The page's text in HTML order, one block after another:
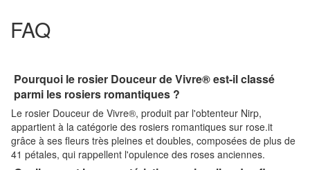
FAQ
Pourquoi le rosier Douceur de Vivre® est-il classé
parmi les rosiers romantiques ?
Le rosier Douceur de Vivre®, produit par l'obtenteur Nirp,
appartient à la catégorie des rosiers romantiques sur rose.it
grâce à ses fleurs très pleines et doubles, composées de plus de
41 pétales, qui rappellent l'opulence des roses anciennes.